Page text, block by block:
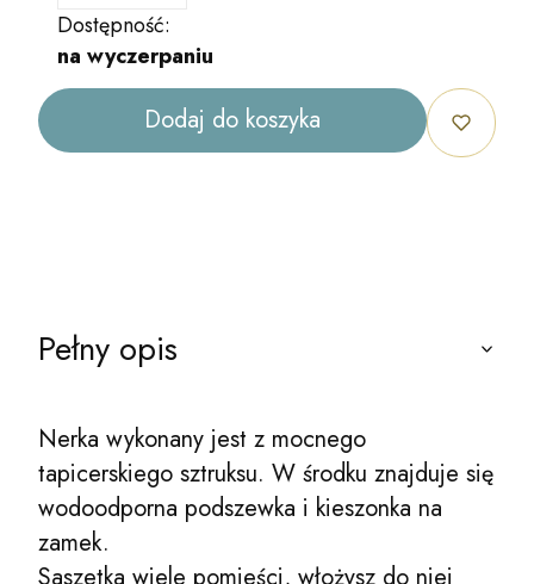
Dostępność:
na wyczerpaniu
Dodaj do koszyka
Pełny opis
Nerka wykonany jest z mocnego
tapicerskiego sztruksu. W środku znajduje się
wodoodporna podszewka i kieszonka na
zamek.